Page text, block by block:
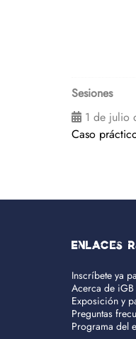
Sesiones
1 de julio
Caso
Enlaces
Inscríbete ya
Acerca de iGB
Exposición y
Preguntas
Programa del